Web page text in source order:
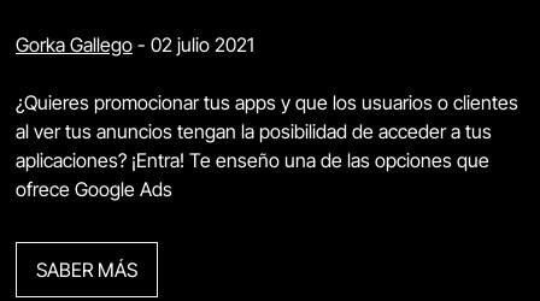
Gorka Gallego - 02 julio 2021
¿Quieres promocionar tus apps y que los usuarios o clientes
al ver tus anuncios tengan la posibilidad de acceder a tus
aplicaciones? ¡Entra! Te enseño una de las opciones que
ofrece Google Ads
SABER MÁS